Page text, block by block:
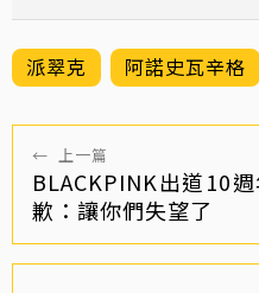
派翠克 阿諾史瓦辛格
← 上一篇
BLACKPINK出道10
歉：讓你們失望了